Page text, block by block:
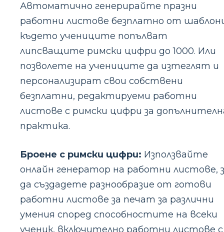
Автоматично генерирайте празни
работни листове безплатно от
където учениците попълват
липсващите римски цифри до 1000. Или
позволете на учениците да изтеглят и
персонализират свои собствени
безплатни, редактируеми работни
листове с римски цифри за
практика.
Броене с римски цифри: Използвайте
онлайн генератор на работни листове,
да създадете разнообразие от готови
работни листове за печат за различни
умения според способностите на всеки
ученик, включително работни листове с